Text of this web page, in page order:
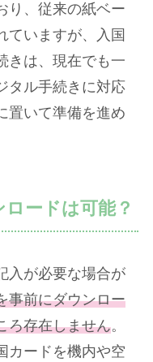
り、従来の紙ベー
ていますが、入国
きは、現在でも一
タル手続きに対応
置いて準備を進め
ードは可能？
入が必要な場合が
事前にダウンロー
ろ存在しません。
カードを機内や空